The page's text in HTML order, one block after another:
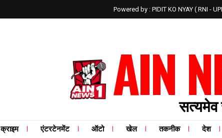
Powered by : PIDIT KO NYAY ( RNI -
AIN
क्राइम एंटरटेनमेंट ऑटो खेल तकनीक देश